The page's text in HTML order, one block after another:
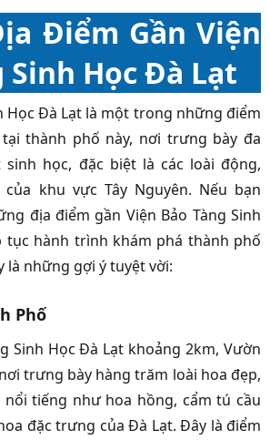
Điểm Gần Viện
Sinh Học Đà Lạt
Học Đà Lạt là một trong những điểm
thành phố này, nơi trưng bày đa
sinh học, đặc biệt là các loài động,
khu vực Tây Nguyên. Nếu bạn
địa điểm gần Viện Bảo Tàng Sinh
tục hành trình khám phá thành phố
là những gợi ý tuyệt vời:
Phố
Sinh Học Đà Lạt khoảng 2km, Vườn
trưng bày hàng trăm loài hoa đẹp,
tiếng như hoa hồng, cẩm tú cầu
đặc trưng của Đà Lạt. Đây là điểm